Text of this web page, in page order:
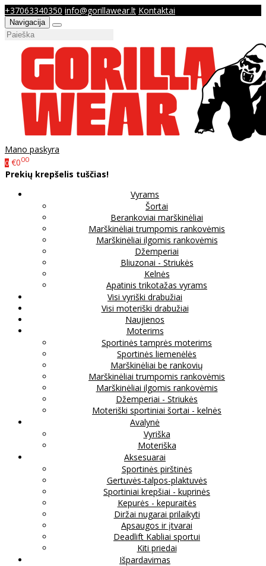
+37063340350 info@gorillawear.lt Kontaktai
Navigacija
Mano paskyra
0 €000
Prekių krepšelis tuščias!
Vyrams
Šortai
Berankoviai marškinėliai
Marškinėliai trumpomis rankovėmis
Marškinėliai ilgomis rankovėmis
Džemperiai
Bliuzonai - Striukės
Kelnės
Apatinis trikotažas vyrams
Visi vyriški drabužiai
Visi moteriški drabužiai
Naujienos
Moterims
Sportinės tamprės moterims
Sportinės liemenėlės
Marškinėliai be rankovių
Marškinėliai trumpomis rankovėmis
Marškinėliai ilgomis rankovėmis
Džemperiai - Striukės
Moteriški sportiniai šortai - kelnės
Avalynė
Vyriška
Moteriška
Aksesuarai
Sportinės pirštinės
Gertuvės-talpos-plaktuvės
Sportiniai krepšiai - kuprinės
Kepurės - kepuraitės
Diržai nugarai prilaikyti
Apsaugos ir įtvarai
Deadlift Kabliai sportui
Kiti priedai
Išpardavimas